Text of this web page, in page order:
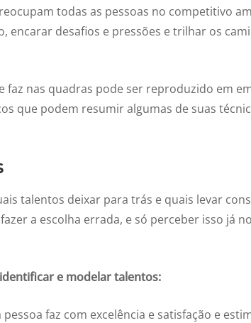
todas as pessoas no competitivo
encarar desafios e pressões e trilhar os
nas quadras pode ser reproduzido em
que podem resumir algumas de suas
talentos deixar para trás e quais levar
a escolha errada, e só perceber isso já
e modelar talentos:
faz com excelência e satisfação e